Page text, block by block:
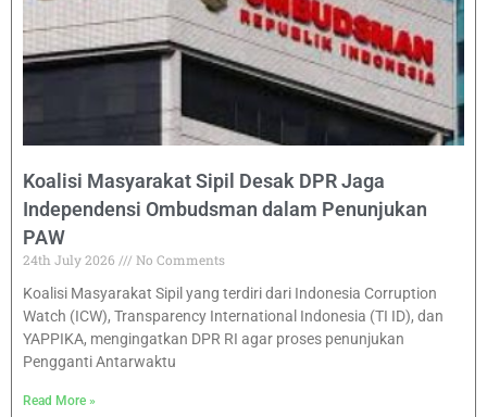
Koalisi Masyarakat Sipil Desak DPR Jaga
Independensi Ombudsman dalam Penunjukan
PAW
24th July 2026
No Comments
Koalisi Masyarakat Sipil yang terdiri dari Indonesia Corruption
Watch (ICW), Transparency International Indonesia (TI ID), dan
YAPPIKA, mengingatkan DPR RI agar proses penunjukan
Pengganti Antarwaktu
Read More »